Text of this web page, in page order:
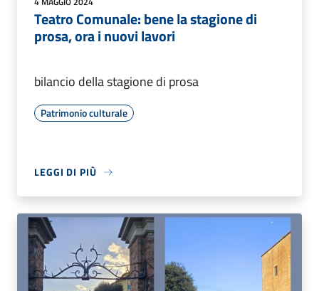
Teatro Comunale: bene la stagione di
prosa, ora i nuovi lavori
bilancio della stagione di prosa
Patrimonio culturale
LEGGI DI PIÙ